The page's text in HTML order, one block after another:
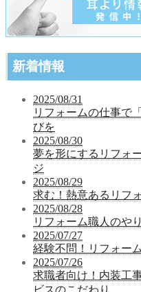
新着情報
2025/08/31
リフォームの仕事で
びを
2025/08/30
夢を形にするリフォ
ジ
2025/08/29
求む！熱意あるリフ
2025/08/28
リフォーム職人のや
2025/07/27
経験不問！リフォー
2025/07/26
求職者向け！内装工
ビスのこだわり